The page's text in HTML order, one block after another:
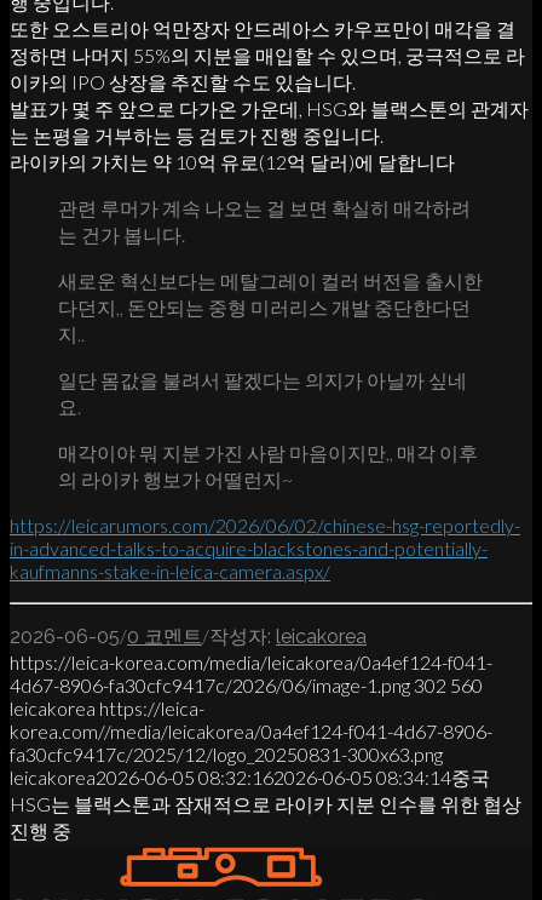
또한 오스트리아 억만장자 안드레아스 카우프만이 매각을 결
정하면 나머지 55%의 지분을 매입할 수 있으며, 궁극적으로 라
이카의 IPO 상장을 추진할 수도 있습니다.
발표가 몇 주 앞으로 다가온 가운데, HSG와 블랙스톤의 관계자
는 논평을 거부하는 등 검토가 진행 중입니다.
라이카의 가치는 약 10억 유로(12억 달러)에 달합니다
관련 루머가 계속 나오는 걸 보면 확실히 매각하려
는 건가 봅니다.
새로운 혁신보다는 메탈그레이 컬러 버전을 출시한
다던지,, 돈안되는 중형 미러리스 개발 중단한다던
지..
일단 몸값을 불려서 팔겠다는 의지가 아닐까 싶네
요.
매각이야 뭐 지분 가진 사람 마음이지만,, 매각 이후
의 라이카 행보가 어떨런지~
https://leicarumors.com/2026/06/02/chinese-hsg-reportedly-
in-advanced-talks-to-acquire-blackstones-and-potentially-
kaufmanns-stake-in-leica-camera.aspx/
2026-06-05/0 코멘트 /작성자: leicakorea
https://leica-korea.com/media/leicakorea/0a4ef124-f041-
4d67-8906-fa30cfc9417c/2026/06/image-1.png 302 560
leicakorea https://leica-
korea.com//media/leicakorea/0a4ef124-f041-4d67-8906-
fa30cfc9417c/2025/12/logo_20250831-300x63.png
leicakorea2026-06-05 08:32:162026-06-05 08:34:14중국
HSG는 블랙스톤과 잠재적으로 라이카 지분 인수를 위한 협상
진행 중